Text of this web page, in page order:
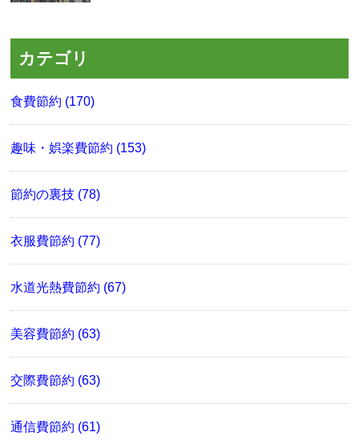
カテゴリ
食費節約 (170)
趣味・娯楽費節約 (153)
節約の裏技 (78)
衣服費節約 (77)
水道光熱費節約 (67)
美容費節約 (63)
交際費節約 (63)
通信費節約 (61)